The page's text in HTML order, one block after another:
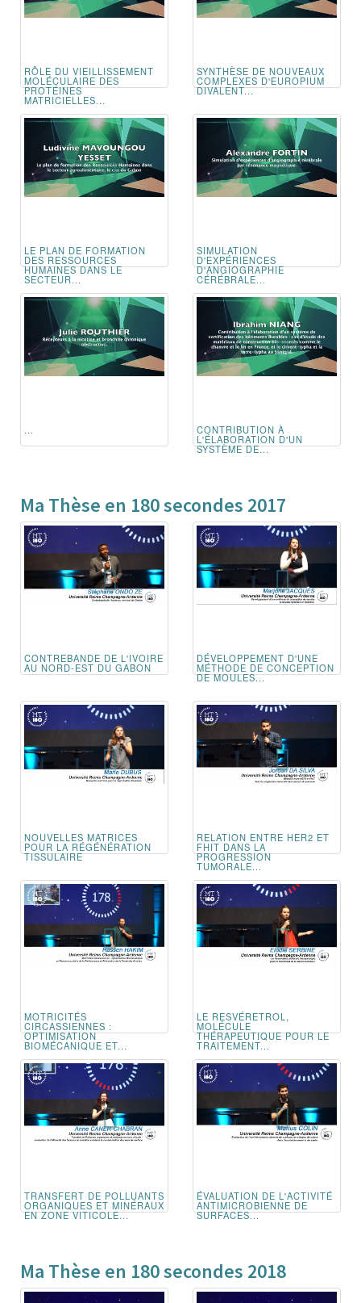
RÔLE DU VIEILLISSEMENT
MOLÉCULAIRE DES
PROTÉINES
MATRICIELLES...
SYNTHÈSE DE NOUVEAUX
COMPLEXES D'EUROPIUM
DIVALENT...
LE PLAN DE FORMATION
DES RESSOURCES
HUMAINES DANS LE
SECTEUR...
SIMULATION
D'EXPÉRIENCES
D'ANGIOGRAPHIE
CÉRÉBRALE...
... CONTRIBUTION À
L'ÉLABORATION D'UN
SYSTÈME DE...
Ma Thèse en 180 secondes 2017
CONTREBANDE DE L'IVOIRE
AU NORD-EST DU GABON
DÉVELOPPEMENT D'UNE
MÉTHODE DE CONCEPTION
DE MOULES...
NOUVELLES MATRICES
POUR LA RÉGÉNÉRATION
TISSULAIRE
RELATION ENTRE HER2 ET
FHIT DANS LA
PROGRESSION
TUMORALE...
MOTRICITÉS
CIRCASSIENNES :
OPTIMISATION
BIOMÉCANIQUE ET...
LE RESVÉRETROL,
MOLÉCULE
THÉRAPEUTIQUE POUR LE
TRAITEMENT...
TRANSFERT DE POLLUANTS
ORGANIQUES ET MINÉRAUX
EN ZONE VITICOLE...
ÉVALUATION DE L'ACTIVITÉ
ANTIMICROBIENNE DE
SURFACES...
Ma Thèse en 180 secondes 2018